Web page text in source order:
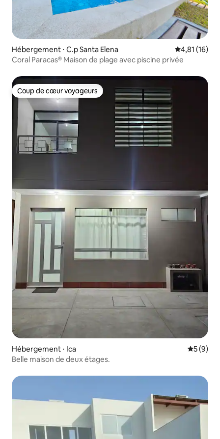
Hébergement ⋅ C.p Santa Elena Évaluation
4,81 (16)
Coral Paracas® Maison de plage avec piscine privée
Coup de cœur voyageurs
Coup de cœur voyageurs
Hébergement ⋅ Ica
5 (9)
Belle maison de deux étages.